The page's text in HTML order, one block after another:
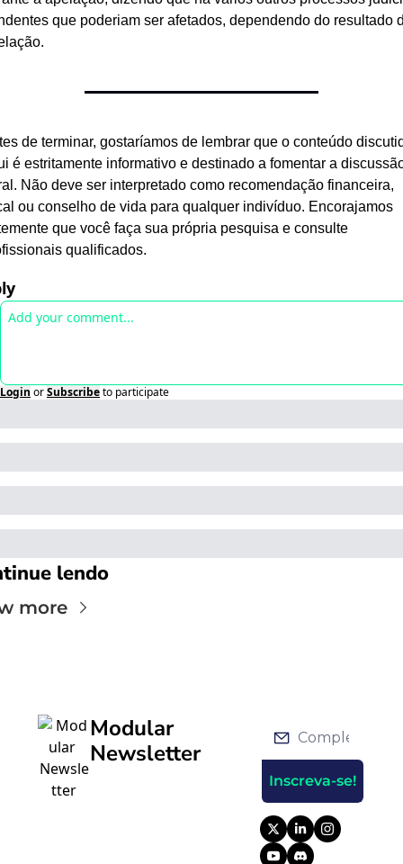
que poderiam ser afetados, dependendo do resultado
de terminar, gostaríamos de lembrar que o conteúdo
é estritamente informativo e destinado a fomentar a
Não deve ser interpretado como recomendação financeira,
ou conselho de vida para qualquer indivíduo. Encorajamos
que você faça sua própria pesquisa e consulte
qualificados.
Login orSubscribeto participate
lendo
more
Modular
Newsletter
Inscreva-se!